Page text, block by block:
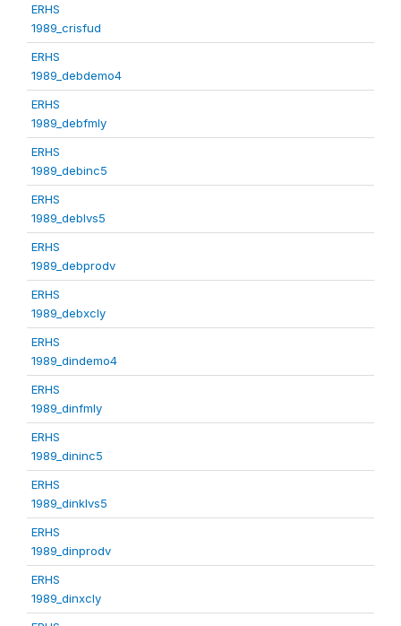
ERHS
1989_crisfud
ERHS
1989_debdemo4
ERHS
1989_debfmly
ERHS
1989_debinc5
ERHS
1989_deblvs5
ERHS
1989_debprodv
ERHS
1989_debxcly
ERHS
1989_dindemo4
ERHS
1989_dinfmly
ERHS
1989_dininc5
ERHS
1989_dinklvs5
ERHS
1989_dinprodv
ERHS
1989_dinxcly